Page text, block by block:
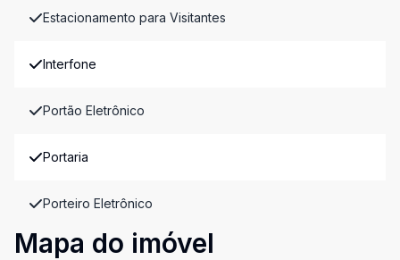
Estacionamento para Visitantes
Interfone
Portão Eletrônico
Portaria
Porteiro Eletrônico
Mapa do imóvel